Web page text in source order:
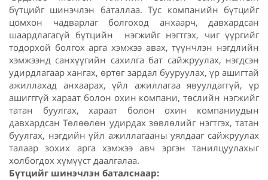
бүтцийг шинэчлэн баталлаа. Тус компанийн бүтцийг
цомхон чадварлаг болгоход анхаарч, давхардсан
шаардлагагүй бүтцийн нэгжийг нэгтгэх, чиг үүргийг
тодорхой болгох арга хэмжээ авах, түүнчлэн нэгдлийн
хэмжээнд санхүүгийн сахилга бат сайжруулах, нэгдсэн
удирдлагаар хангах, өртөг зардал бууруулах, үр ашигтай
ажиллахад анхаарах, үйл ажиллагаа явуулдаггүй, үр
ашигггүй хараат болон охин компани, төслийн нэгжийг
татан буулгах, хараат болон охин компаниудын
давхардсан Төлөөлөн удирдах зөвлөлийг нэгтгэх, татан
буулгах, нэгдийн үйл ажиллагааны уялдааг сайжруулах
талаар зохих арга хэмжээ авч эргэн танилцуулахыг
холбогдох хүмүүст даалгалаа.
Бүтцийг шинэчлэн баталснаар: